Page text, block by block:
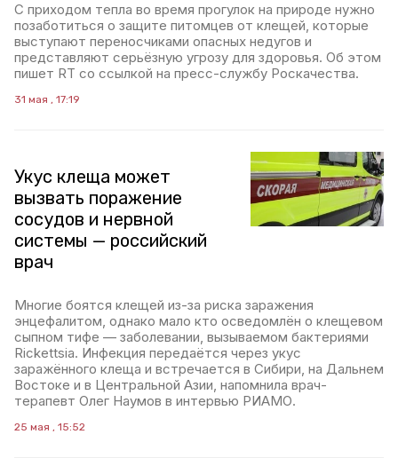
С приходом тепла во время прогулок на природе нужно
позаботиться о защите питомцев от клещей, которые
выступают переносчиками опасных недугов и
представляют серьёзную угрозу для здоровья. Об этом
пишет RT со ссылкой на пресс-службу Роскачества.
31 мая , 17:19
Укус клеща может
вызвать поражение
сосудов и нервной
системы — российский
врач
Многие боятся клещей из-за риска заражения
энцефалитом, однако мало кто осведомлён о клещевом
сыпном тифе — заболевании, вызываемом бактериями
Rickettsia. Инфекция передаётся через укус
заражённого клеща и встречается в Сибири, на Дальнем
Востоке и в Центральной Азии, напомнила врач-
терапевт Олег Наумов в интервью РИАМО.
25 мая , 15:52